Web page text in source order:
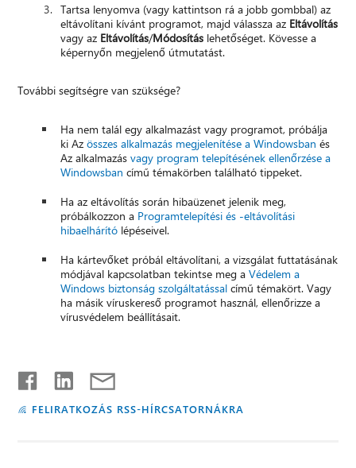
Tartsa lenyomva (vagy kattintson rá a jobb gombbal) az
eltávolítani kívánt programot, majd válassza az Eltávolítás
vagy az Eltávolítás/Módosítás lehetőséget. Kövesse a
képernyőn megjelenő útmutatást.
További segítségre van szüksége?
Ha nem talál egy alkalmazást vagy programot, próbálja
ki Azösszes alkalmazás megjelenítése a Windowsban és
Az alkalmazásvagy program telepítésének ellenőrzése a
Windowsban című témakörben található tippeket.
Ha az eltávolítás során hibaüzenet jelenik meg,
próbálkozzon a Programtelepítési és -eltávolítási
hibaelhárító lépéseivel.
Ha kártevőket próbál eltávolítani, a vizsgálat futtatásának
módjával kapcsolatban tekintse meg aVédelem a
Windows biztonság szolgáltatással című témakört. Vagy
ha másik víruskereső programot használ, ellenőrizze a
vírusvédelem beállításait.
FELIRATKOZÁS RSS-HÍRCSATORNÁKRA